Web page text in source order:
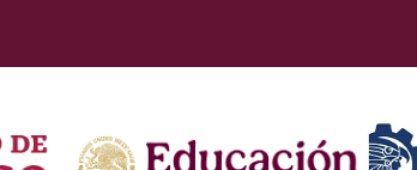
api/article.rb alumnos/